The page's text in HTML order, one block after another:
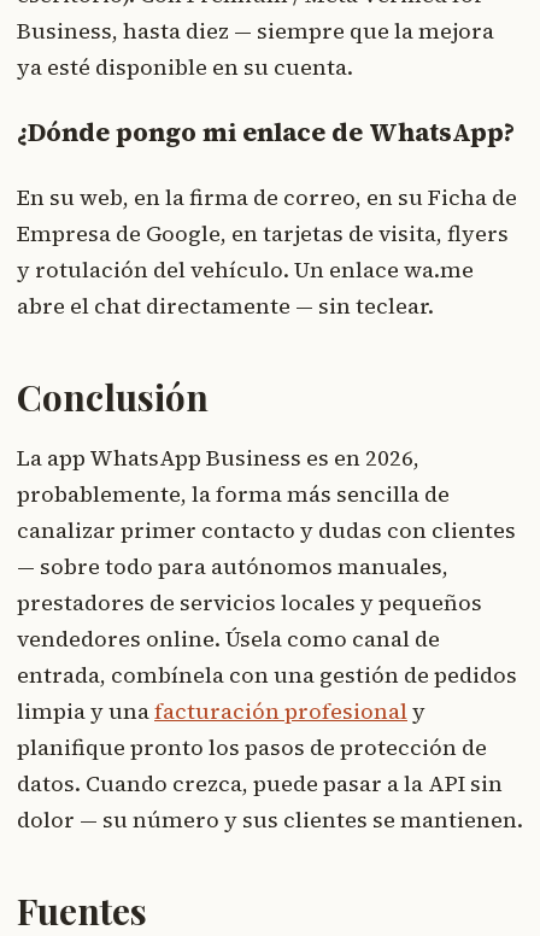
Business, hasta diez — siempre que la mejora
ya esté disponible en su cuenta.
¿Dónde pongo mi enlace de WhatsApp?
En su web, en la firma de correo, en su Ficha de
Empresa de Google, en tarjetas de visita, flyers
y rotulación del vehículo. Un enlace wa.me
abre el chat directamente — sin teclear.
Conclusión
La app WhatsApp Business es en 2026,
probablemente, la forma más sencilla de
canalizar primer contacto y dudas con clientes
— sobre todo para autónomos manuales,
prestadores de servicios locales y pequeños
vendedores online. Úsela como canal de
entrada, combínela con una gestión de pedidos
limpia y unafacturación profesionaly
planifique pronto los pasos de protección de
datos. Cuando crezca, puede pasar a la API sin
dolor — su número y sus clientes se mantienen.
Fuentes